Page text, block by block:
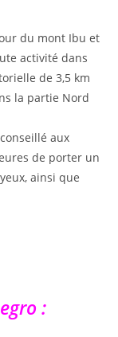
du mont Ibu et
activité dans
de 3,5 km
la partie Nord
aux
de porter un
ainsi que
: